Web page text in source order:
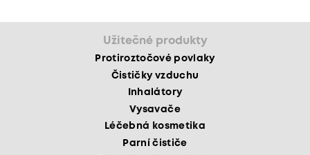
Užitečné produkty
Protiroztočové povlaky
Čističky vzduchu
Inhalátory
Vysavače
Léčebná kosmetika
Parní čističe